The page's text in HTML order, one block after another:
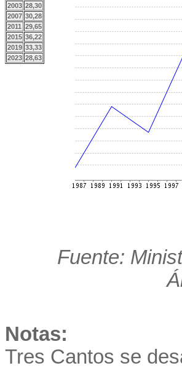
2003 28,30
2007 30,28
2011 29,65
2015 36,22
2019 33,33
2023 28,63
Fuente:
Notas:
Tres Cantos se